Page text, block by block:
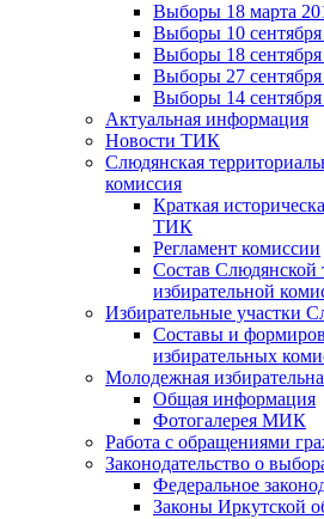
Выборы 18 марта
Выборы 10 сентября
Выборы 18 сентября
Выборы 27 сентября
Выборы 14 сентября
Актуальная информация
Новости ТИК
Слюдянская
комиссия
Краткая
ТИК
Регламент комиссии
Состав Слюдянской
избирательной
Избирательные участки
Составы и
избирательных
Молодежная
Общая информация
Фотогалерея МИК
Работа с обращениями
Законодательство о
Федеральное
Законы Иркутской